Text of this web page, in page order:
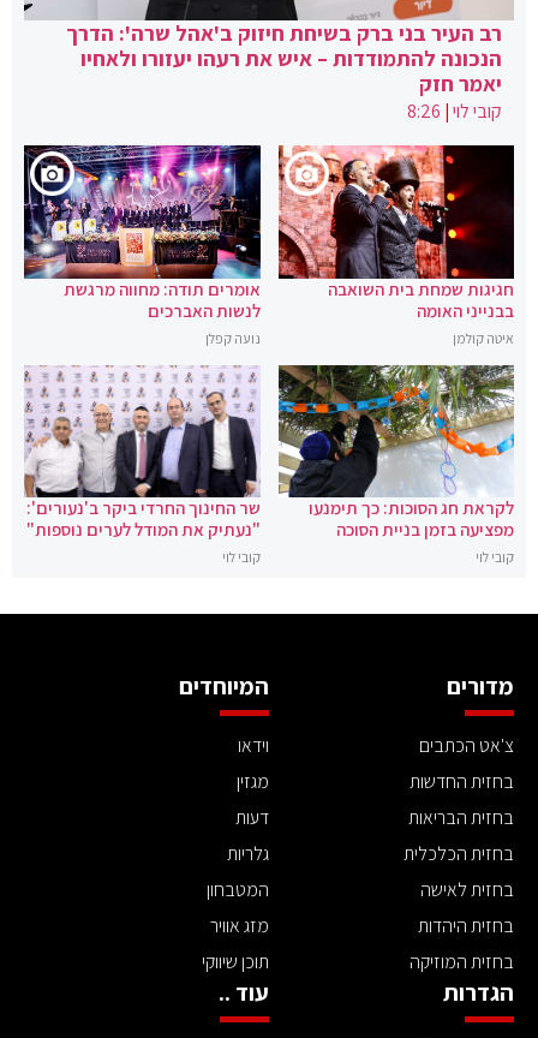
רב העיר בני ברק בשיחת חיזוק ב'אהל שרה': הדרך
הנכונה להתמודדות – איש את רעהו יעזורו ולאחיו
יאמר חזק
קובי לוי|
8:26
חגיגות שמחת בית השואבה
בבנייני האומה
איטה קולמן
אומרים תודה: מחווה מרגשת
לנשות האברכים
נועה קפלן
לקראת חג הסוכות: כך תימנעו
מפציעה בזמן בניית הסוכה
קובי לוי
שר החינוך החרדי ביקר ב'נעורים':
"נעתיק את המודל לערים נוספות"
קובי לוי
מדורים
צ'אט הכתבים
בחזית החדשות
בחזית הבריאות
בחזית הכלכלית
בחזית לאישה
בחזית היהדות
בחזית המוזיקה
המיוחדים
וידאו
מגזין
דעות
גלריות
המטבחון
מזג אוויר
תוכן שיווקי
הגדרות עוד ..